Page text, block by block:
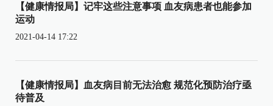
【健康情报局】记牢这些注意事项 血友病患者也能参加
运动
2021-04-14 17:22
【健康情报局】血友病目前无法治愈 规范化预防治疗亟
待普及